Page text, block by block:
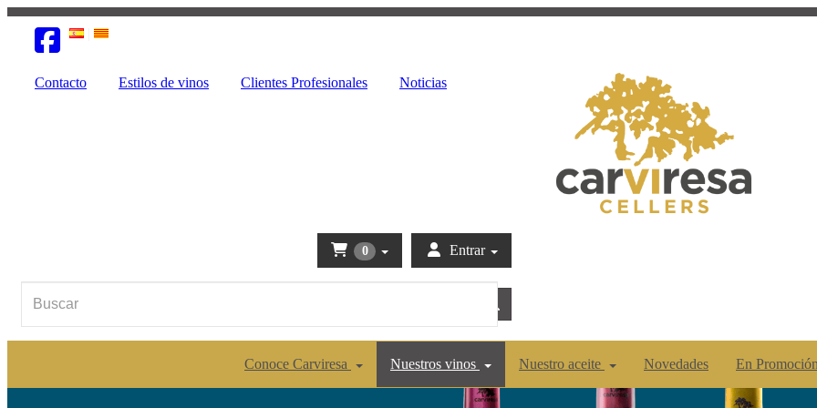
Contacto Estilos de vinos Clientes Profesionales Noticias
0 Entrar
Conoce Carviresa Nuestros vinos Nuestro aceite Novedades En Promoción